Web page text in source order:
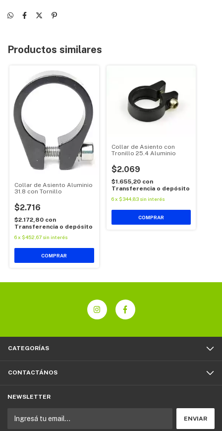
Productos similares
Collar de Asiento Aluminio
31.8 con Tornillo
$2.716
$2.172,80 con
Transferencia o depósito
6x $452,67 sin interés
Collar de Asiento con
Tronillo 25.4 Aluminio
$2.069
$1.655,20 con
Transferencia o depósito
6 x $344,83 sin interés
CATEGORÍAS
CONTACTÁNOS
NEWSLETTER